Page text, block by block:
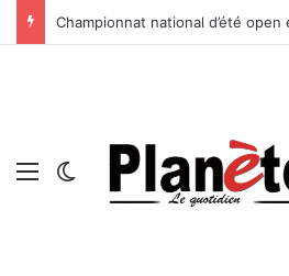
Menu Switch skin